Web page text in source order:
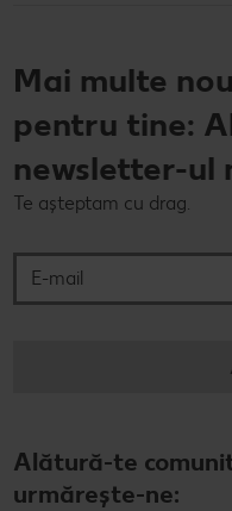
Mai multe
pentru tine:
newsletter-ul
Te așteptam cu drag.
Alătură-te
urmărește-ne: